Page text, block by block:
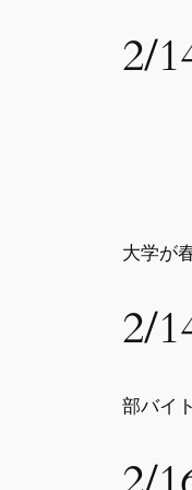
2/
大学が
2/
部バイ